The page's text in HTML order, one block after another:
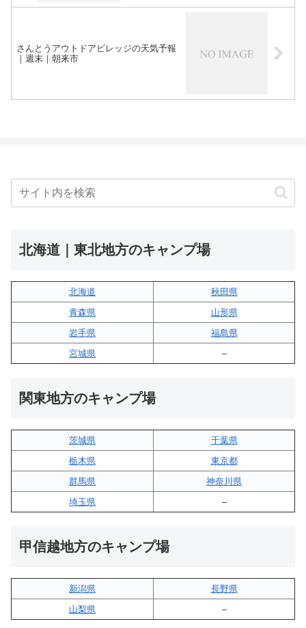
さんとうアウトドアビレッジの天気予報
｜週末｜朝来市
北海道｜東北地方のキャンプ場
北海道
秋田県
青森県
山形県
岩手県
福島県
宮城県
–
関東地方のキャンプ場
茨城県
千葉県
栃木県
東京都
群馬県
神奈川県
埼玉県
–
甲信越地方のキャンプ場
新潟県
長野県
山梨県
–